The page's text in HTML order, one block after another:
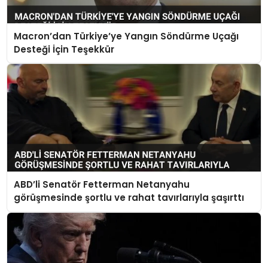
Macron’dan Türkiye’ye Yangın Söndürme Uçağı
Desteği İçin Teşekkür
ABD’li Senatör Fetterman Netanyahu
görüşmesinde şortlu ve rahat tavırlarıyla şaşırttı